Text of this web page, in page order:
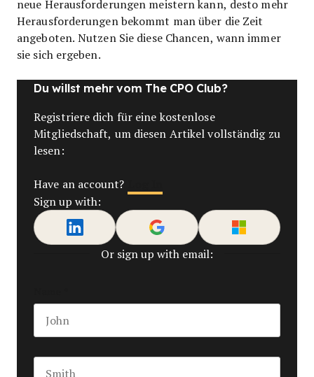
neue Herausforderungen meistern kann, desto mehr
Herausforderungen bekommt man über die Zeit
angeboten. Nutzen Sie diese Chancen, wann immer
sie sich ergeben.
Du willst mehr vom The CPO Club?
Registriere dich für eine kostenlose
Mitgliedschaft, um diesen Artikel vollständig zu
lesen:
Have an account?
Sign up with:
Or sign up with email: